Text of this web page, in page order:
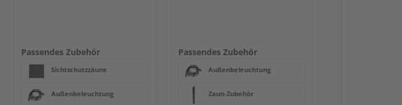
Passendes Zubehör
Sichtschutzzäune
Außenbeleuchtung
Passendes Zubehör
Außenbeleuchtung
Zaun-Zubehör